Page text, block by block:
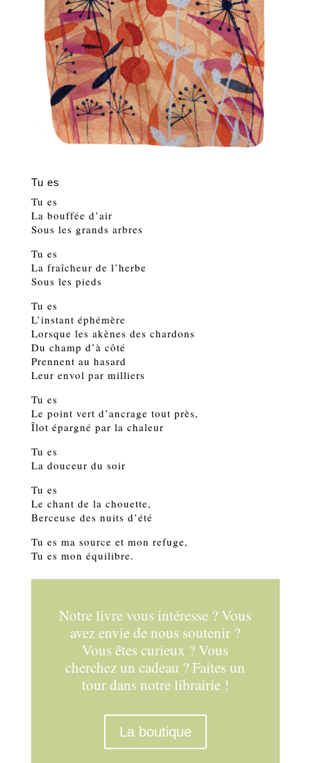
Tu es
Tu es
La bouffée d’air
Sous les grands arbres
Tu es
La fraîcheur de l’herbe
Sous les pieds
Tu es
L’instant éphémère
Lorsque les akènes des chardons
Du champ d’à côté
Prennent au hasard
Leur envol par milliers
Tu es
Le point vert d’ancrage tout près,
Îlot épargné par la chaleur
Tu es
La douceur du soir
Tu es
Le chant de la chouette,
Berceuse des nuits d’été
Tu es ma source et mon refuge,
Tu es mon équilibre.
Notre livre vous intéresse ? Vous
avez envie de nous soutenir ?
Vous êtes curieux ? Vous
cherchez un cadeau ? Faites un
tour dans notre librairie !
La boutique